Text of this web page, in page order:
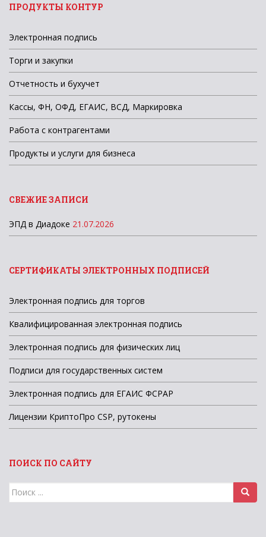
ПРОДУКТЫ КОНТУР
Электронная подпись
Торги и закупки
Отчетность и бухучет
Кассы, ФН, ОФД, ЕГАИС, ВСД, Маркировка
Работа с контрагентами
Продукты и услуги для бизнеса
СВЕЖИЕ ЗАПИСИ
ЭПД в Диадоке 21.07.2026
СЕРТИФИКАТЫ ЭЛЕКТРОННЫХ ПОДПИСЕЙ
Электронная подпись для торгов
Квалифицированная электронная подпись
Электронная подпись для физических лиц
Подписи для государственных систем
Электронная подпись для ЕГАИС ФСРАР
Лицензии КриптоПро CSP, рутокены
ПОИСК ПО САЙТУ
Поиск
для: